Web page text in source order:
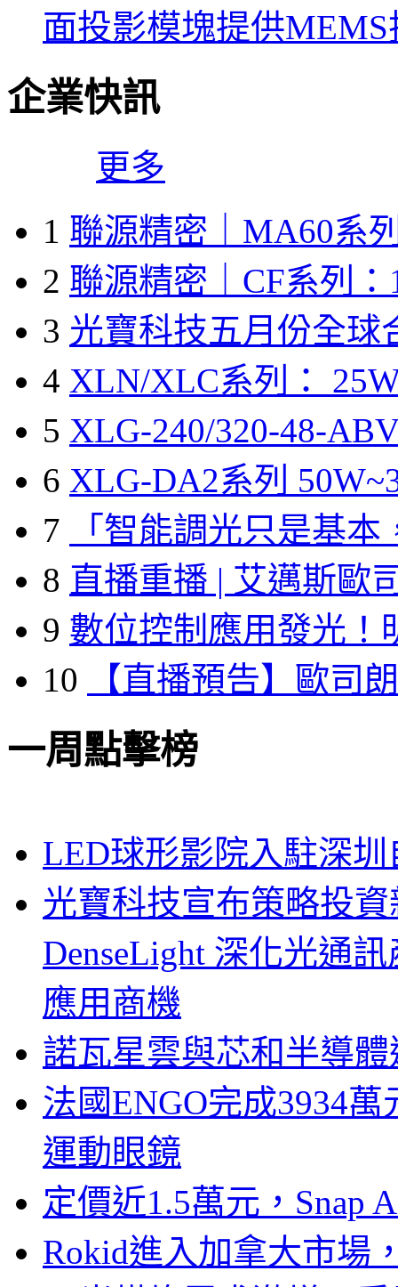
面投影模塊提供MEMS
企業快訊
更多
1 聯源精密｜MA60系
2 聯源精密｜CF系列：
3 光寶科技五月份全球
4 XLN/XLC系列：
5 XLG-240/320-48-
6 XLG-DA2系列
7
「智能調光只是基本
8 直播重播 | 艾邁斯歐
9 數位控制應用發光！
10
【直播預告】歐司
一周點擊榜
LED球形影院入駐深
光寶科技宣布策略投
DenseLight 深化光通
應用商機
諾瓦星雲與芯和半導
法國ENGO完成3934
運動眼鏡
定價近1.5萬元，Snap
Rokid進入加拿大市場